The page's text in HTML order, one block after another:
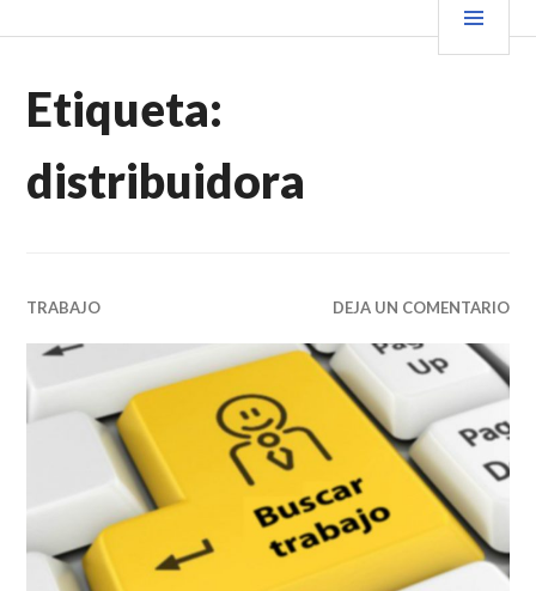
al VENDER+LIBROS NOTICIAS
Etiqueta:
distribuidora
TRABAJO DEJA UN COMENTARIO